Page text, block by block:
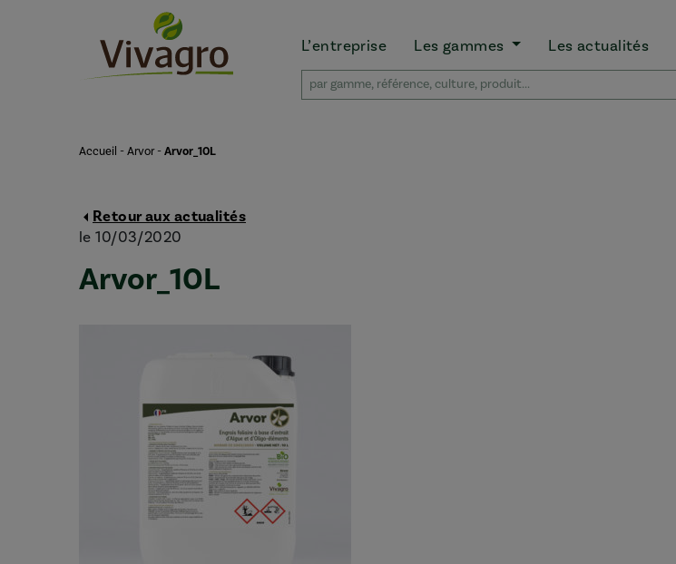
L’entreprise Les gammes Les actualités
Accueil -Arvor-Arvor_10L
Retour aux actualités
le 10/03/2020
Arvor_10L